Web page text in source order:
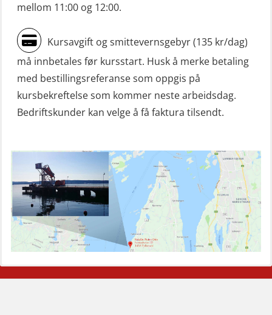
Livbåtfører sliskelivbåt repetisjon
(OSE1301)
Livbåtfører sliskestuplivbåt –
grunnleggende (OSE129)
Mann-Over-Bord (hurtiggående) liten
båt m/mørkekjøring – grunnleggende
Mann-Over-Bord (hurtiggående) liten
båt m/mørkekjøring – repetisjon
(OSE151)
Mann-Over-Bord (hurtiggående) liten
båt u/mørkekjøring – grunnleggende
(OSE1142)
Mann-Over-Bord liten båt (MOB)
mellom 11:00 og 12:00.
Kursavgift og smittevernsgebyr (135 kr/dag)
må innbetales før kursstart. Husk å merke betaling
med bestillingsreferanse som oppgis på
kursbekreftelse som kommer neste arbeidsdag.
Bedriftskunder kan velge å få faktura tilsendt.